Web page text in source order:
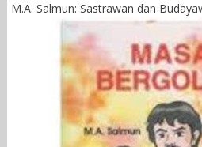
M.A. Salmun: Sastrawan dan